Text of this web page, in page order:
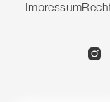
Impressum